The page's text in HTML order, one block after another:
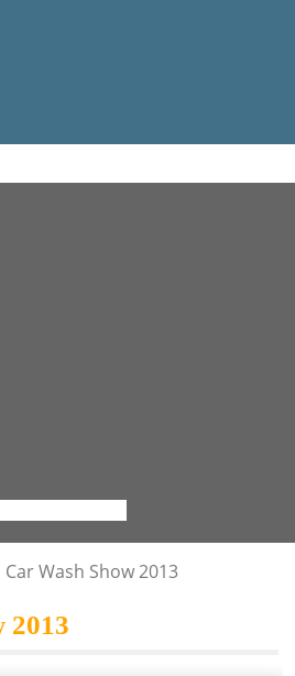
Car Wash Show 2013
2013